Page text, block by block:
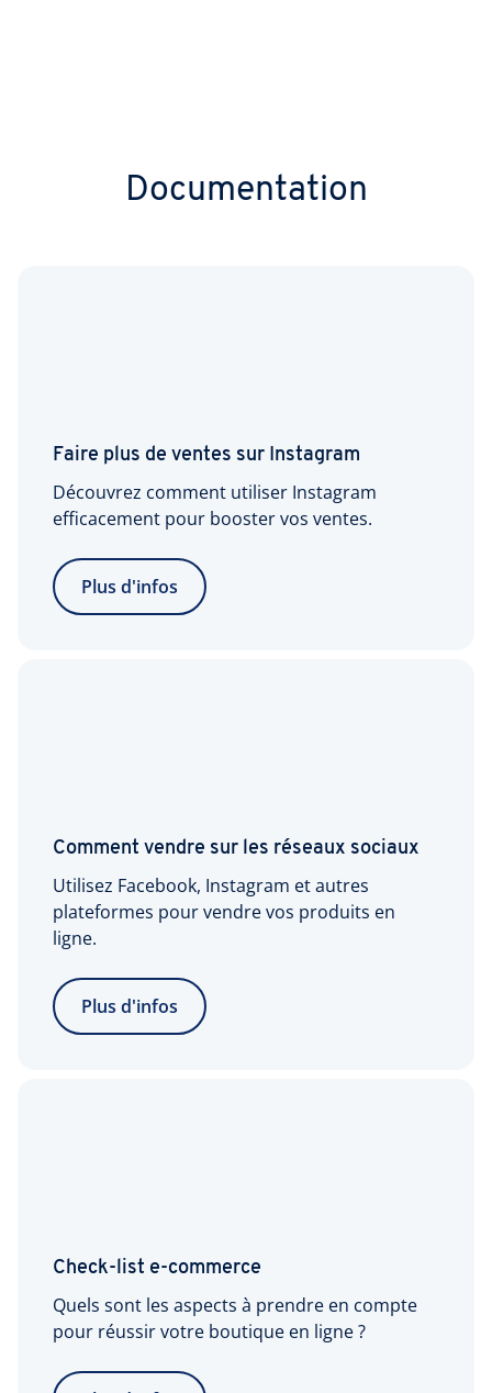
Documentation
Faire plus de ventes sur Instagram
Découvrez comment utiliser Instagram
efficacement pour booster vos ventes.
Plus d'infos
Comment vendre sur les réseaux sociaux
Utilisez Facebook, Instagram et autres
plateformes pour vendre vos produits en
ligne.
Plus d'infos
Check-list e-commerce
Quels sont les aspects à prendre en compte
pour réussir votre boutique en ligne ?